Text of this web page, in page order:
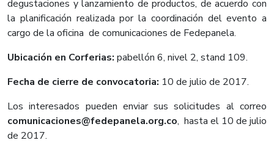
degustaciones y lanzamiento de productos, de acuerdo con
la planificación realizada por la coordinación del evento a
cargo de la oficina de comunicaciones de Fedepanela.
​Ubicación en Corferias: pabellón 6, nivel 2, stand 109.
Fecha de cierre de convocatoria: 10 de julio de 2017.
Los interesados pueden enviar sus solicitudes al correo
comunicaciones@fedepanela.org.co, hasta el 10 de julio
de 2017.